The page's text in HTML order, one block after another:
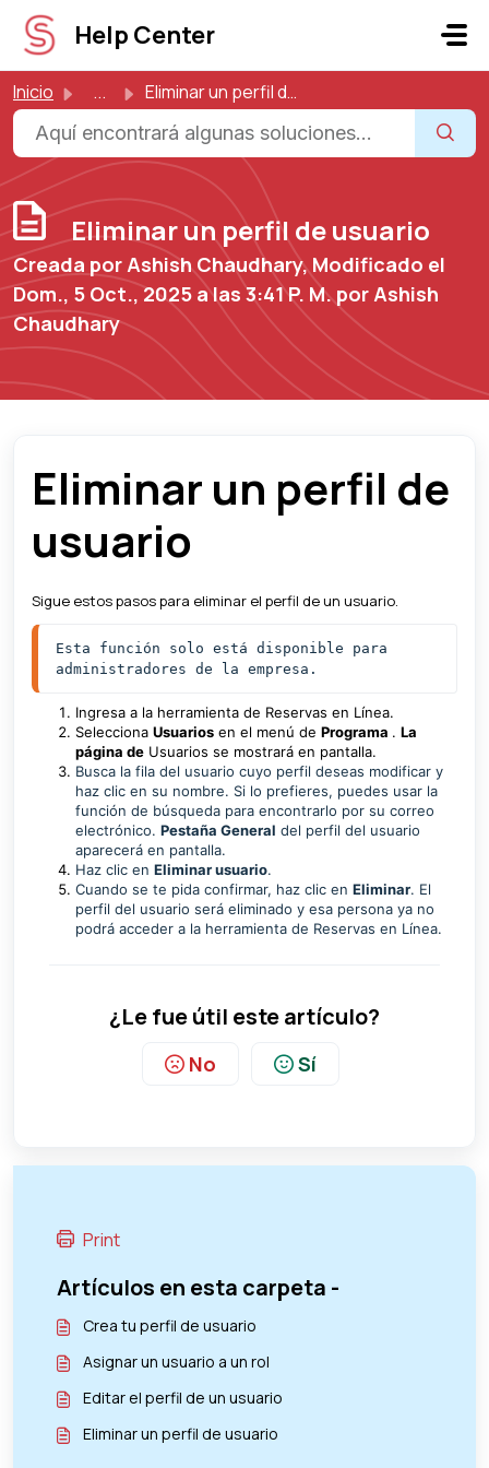
Ir al contenido principal
Help Center
Inicio ... Eliminar un perfil de usuario
Eliminar un perfil de usuario
Creada por Ashish Chaudhary, Modificado el
Dom., 5 Oct., 2025 a las 3:41 P. M. por Ashish
Chaudhary
Eliminar un perfil de
usuario
Sigue estos pasos para eliminar el perfil de un usuario.
Esta función solo está disponible para
administradores de la empresa.
Ingresa a la herramienta de Reservas en Línea.
Selecciona Usuarios en el menú de Programa . La
página de Usuarios se mostrará en pantalla.
Busca la fila del usuario cuyo perfil deseas modificar y
haz clic en su nombre. Si lo prefieres, puedes usar la
función de búsqueda para encontrarlo por su correo
electrónico. Pestaña General del perfil del usuario
aparecerá en pantalla.
Haz clic en Eliminar usuario.
Cuando se te pida confirmar, haz clic en Eliminar. El
perfil del usuario será eliminado y esa persona ya no
podrá acceder a la herramienta de Reservas en Línea.
¿Le fue útil este artículo?
No Sí
Print
Artículos en esta carpeta -
Crea tu perfil de usuario
Asignar un usuario a un rol
Editar el perfil de un usuario
Eliminar un perfil de usuario